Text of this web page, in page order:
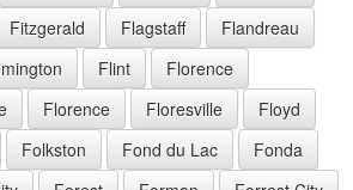
Fitzgerald Flagstaff
Flandreau
Flint
Florence
Florence Floresville
Floyd
Folkston Fond du Lac
Fonda